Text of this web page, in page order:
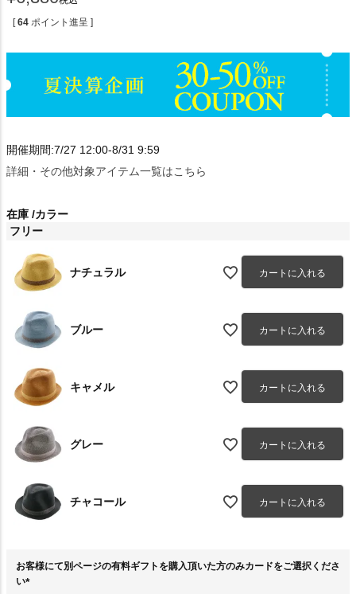
[ 64 ポイント進呈 ]
開催期間:7/27 12:00-8/31 9:59
詳細・その他対象アイテム一覧はこちら
在庫 カラー
フリー
ナチュラル カートに入れる
ブルー カートに入れる
キャメル カートに入れる
グレー カートに入れる
チャコール カートに入れる
お客様にて別ページの有料ギフトを購入頂いた方のみカードをご選択くださ
い